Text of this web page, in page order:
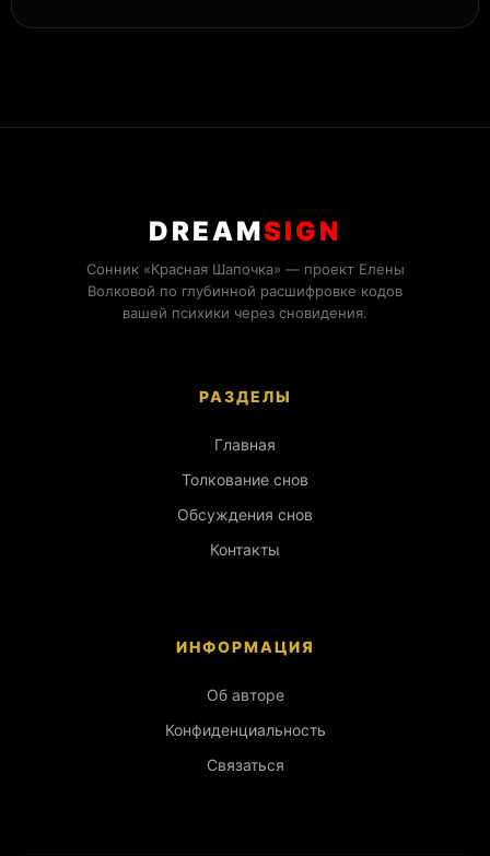
DREAMSIGN
Сонник «Красная Шапочка» — проект Елены
Волковой по глубинной расшифровке кодов
вашей психики через сновидения.
РАЗДЕЛЫ
Главная
Толкование снов
Обсуждения снов
Контакты
ИНФОРМАЦИЯ
Об авторе
Конфиденциальность
Связаться